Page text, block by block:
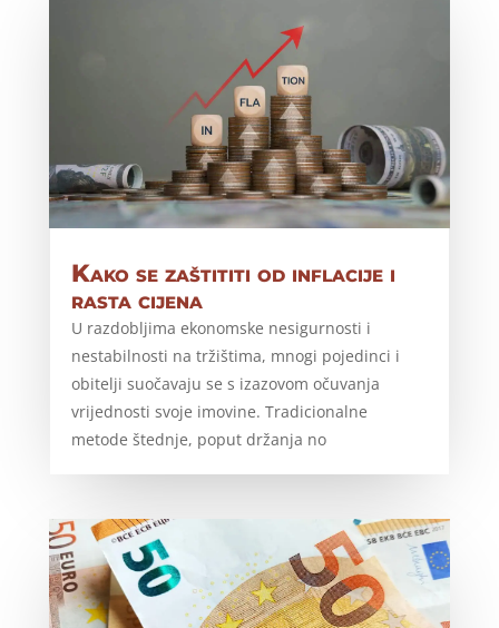
Kako se zaštititi od inflacije i
rasta cijena
U razdobljima ekonomske nesigurnosti i
nestabilnosti na tržištima, mnogi pojedinci i
obitelji suočavaju se s izazovom očuvanja
vrijednosti svoje imovine. Tradicionalne
metode štednje, poput držanja no